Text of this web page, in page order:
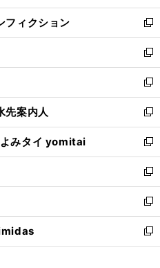
開
く
ウ
で
開
く
ン
ド
ウ
で
開
く
ウ
ィ
ン
ド
ウ
で
開
く
フィクション
新
し
い
ウ
ィ
ン
ド
ウ
で
開
く
新
し
い
ウ
ィ
ン
ド
ウ
で
開
く
新
し
い
ウ
ィ
ン
ド
ウ
で
開
く
先案内人
新
し
い
ウ
ィ
ン
ド
ウ
で
開
みタイ yomitai
新
し
い
ウ
ィ
ン
ド
ウ
新
し
い
ウ
ィ
ン
新
し
い
ウ
新
し